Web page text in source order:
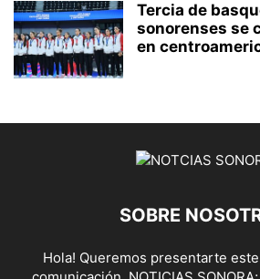
Tercia de
sonorenses se
en
SOBRE
Hola! Queremos presentarte